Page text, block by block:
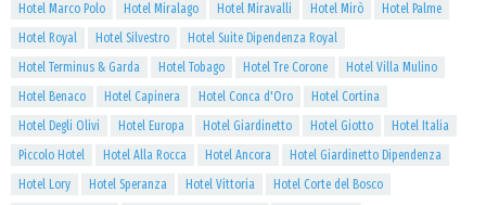
Hotel Marco Polo Hotel Miralago Hotel Miravalli Hotel Mirò
Hotel Palme
Hotel Royal
Hotel Silvestro
Hotel Suite Dipendenza Royal
Hotel Terminus & Garda
Hotel Tobago Hotel Tre Corone
Hotel Villa Mulino
Hotel Benaco
Hotel Capinera Hotel Conca d'Oro
Hotel Cortina
Hotel Degli Olivi
Hotel Europa Hotel Giardinetto Hotel Giotto
Hotel Italia
Piccolo Hotel
Hotel Alla Rocca Hotel Ancora
Hotel Giardinetto Dipendenza
Hotel Lory
Hotel Speranza Hotel Vittoria
Hotel Corte del Bosco